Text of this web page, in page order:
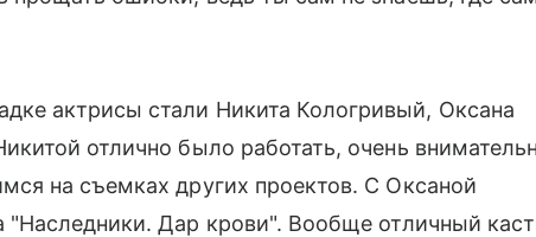
актрисы стали Никита Кологривый, Оксана
отлично было работать, очень
на съемках других проектов. С Оксаной
Дар крови". Вообще отличный